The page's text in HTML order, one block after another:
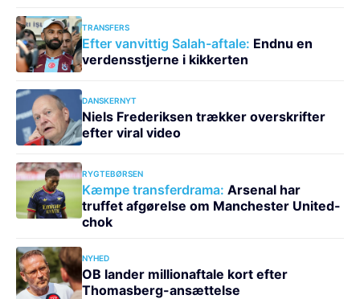
TRANSFERS
Efter vanvittig Salah-aftale: Endnu en
verdensstjerne i kikkerten
DANSKERNYT
Niels Frederiksen trækker overskrifter
efter viral video
RYGTEBØRSEN
Kæmpe transferdrama: Arsenal har
truffet afgørelse om Manchester United-
chok
NYHED
OB lander millionaftale kort efter
Thomasberg-ansættelse